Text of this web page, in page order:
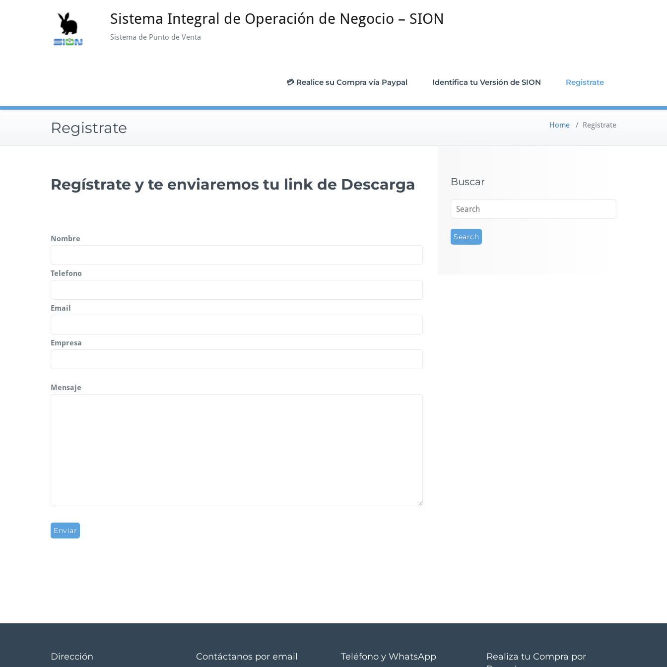
Sistema Integral de Operación de Negocio – SION
Sistema de Punto de Venta
💳 Realice su Compra vía Paypal Identifica tu Versión de SION Registrate
Registrate Home / Registrate
Regístrate y te enviaremos tu link de Descarga
Nombre
Telefono
Email
Empresa
Mensaje
Buscar
Dirección Contáctanos por email Teléfono y WhatsApp
Realiza tu Compra por